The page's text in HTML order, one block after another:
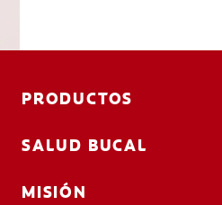
PRODUCTOS
SALUD BUCAL
MISIÓN